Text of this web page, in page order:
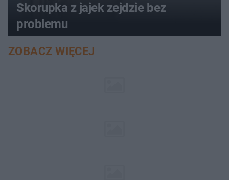
Skorupka z jajek zejdzie bez
problemu
ZOBACZ WIĘCEJ